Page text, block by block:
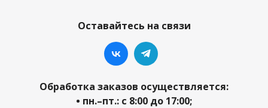
Оставайтесь на связи
Обработка заказов осуществляется:
• пн.–пт.: с 8:00 до 17:00;